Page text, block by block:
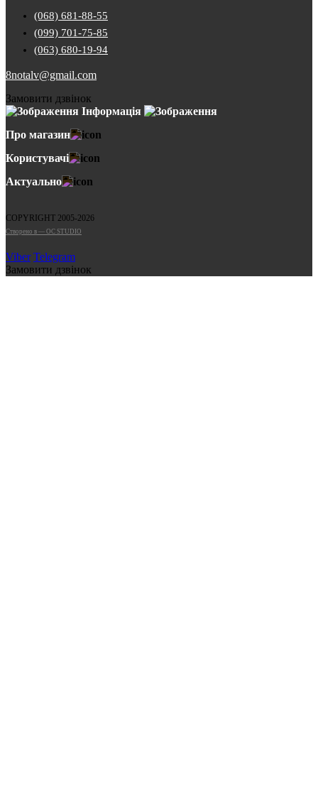
(068) 681-88-55
(099) 701-75-85
(063) 680-19-94
8notalv@gmail.com
Замовити дзвінок
Інформація
Про магазин
Користувачі
Актуально
COPYRIGHT 2005-2026
Cтворено в — OC STUDIO
Viber Telegram
Замовити дзвінок